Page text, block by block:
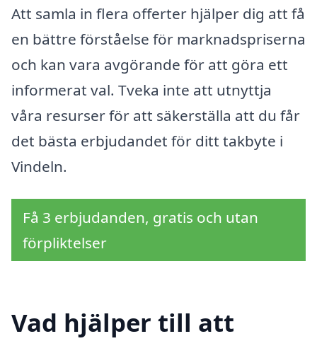
Att samla in flera offerter hjälper dig att få
en bättre förståelse för marknadspriserna
och kan vara avgörande för att göra ett
informerat val. Tveka inte att utnyttja
våra resurser för att säkerställa att du får
det bästa erbjudandet för ditt takbyte i
Vindeln.
Få 3 erbjudanden, gratis och utan
förpliktelser
Vad hjälper till att